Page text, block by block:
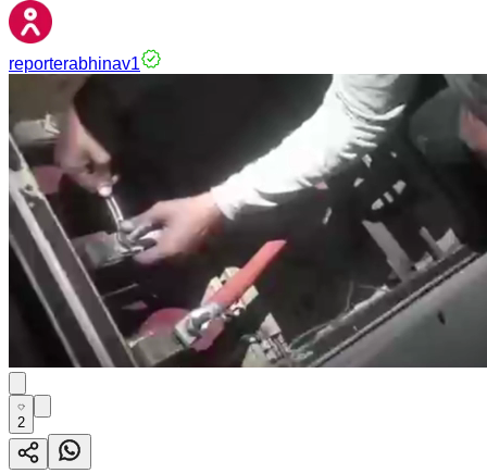
reporterabhinav1
2